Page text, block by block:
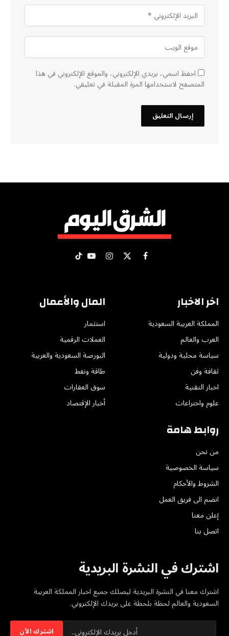
احفظ اسمي، بريدي الإلكتروني، والموقع الإلكتروني في هذا
المتصفح لاستخدامها المرة المقبلة في تعليقي.
فيسبوك
X الانستغراميوتيوبتيكتوك
اخر الاخبار
المملكة العربية السعودية
العرب والعالم
سياسة محلية ودولية
ثقافة وفن
اخبار التقنية
علوم واختراعات
المال والأعمال
استثمار
العملات الرقمية
البورصة السعودية والعربية
طاقة ونفط
سوق العقارات
أخبار الإقتصاد
روابط هامة
من نحن
سياسة الخصوصية
الشروط والأحكام
انضم الى فريق العمل
إعلن معنا
اتصل بنا
اشترك في النشرة البريدية
اشترك معنا في النشرة البريدية ليصلك جميع اخبار المملكة العربية
السعودية والعالم لحظة بلحظة على بريدك الإلكتروني.